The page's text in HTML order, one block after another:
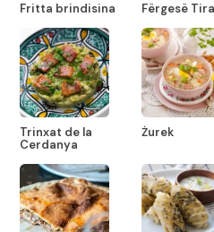
Fritta brindisina Fërgesë
Trinxat de la
Cerdanya
Żurek